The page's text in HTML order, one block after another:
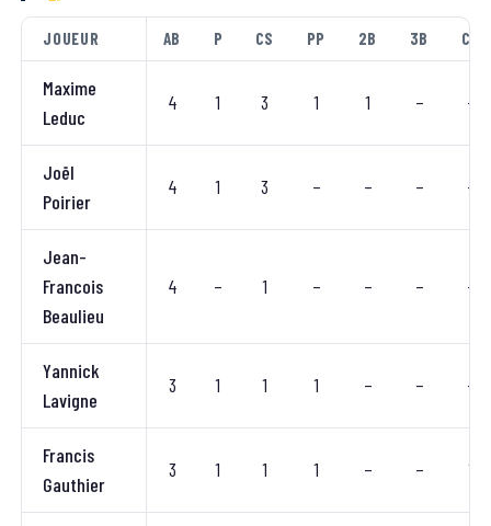
JOUEUR AB P CS PP 2B 3B CC
Maxime
Leduc
4 1 3 1 1 – –
Joël
Poirier
4 1 3 – – – –
Jean-
Francois
Beaulieu
4 – 1 – – – –
Yannick
Lavigne
3 1 1 1 – – –
Francis
Gauthier
3 1 1 1 – – 1